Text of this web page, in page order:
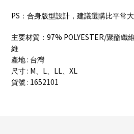
PS ：合身版型設計，建議選購比平常大
主要材質： 97% POLYESTER/聚酯纖
維
產地 : 台灣
尺寸 : M、 L、 LL、 XL
貨號 : 1652101